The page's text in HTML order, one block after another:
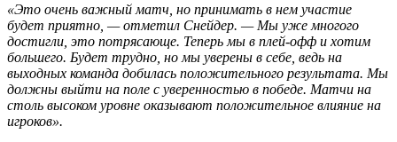
«Это очень важный матч, но принимать в нем участие
будет приятно, — отметил Снейдер. — Мы уже многого
достигли, это потрясающе. Теперь мы в плей-офф и хотим
большего. Будет трудно, но мы уверены в себе, ведь на
выходных команда добилась положительного результата. Мы
должны выйти на поле с уверенностью в победе. Матчи на
столь высоком уровне оказывают положительное влияние на
игроков».